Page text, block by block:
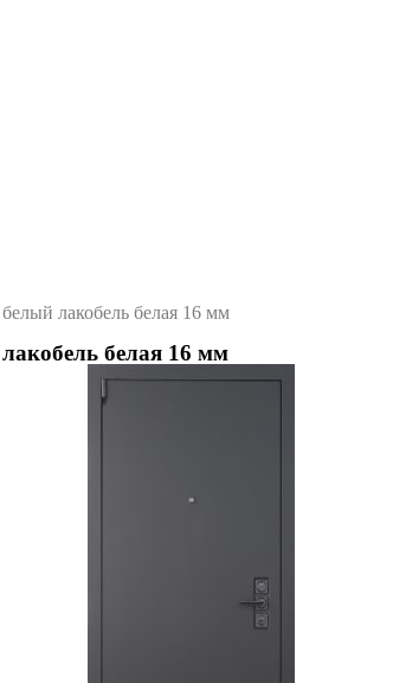
лакобель белая 16 мм
белая 16 мм